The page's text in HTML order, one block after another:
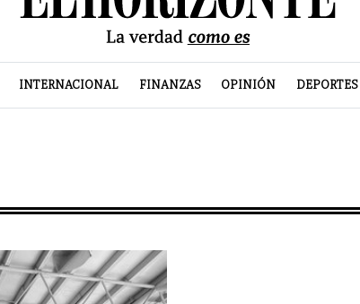
INTERNACIONAL FINANZAS OPINIÓN DEPORTES